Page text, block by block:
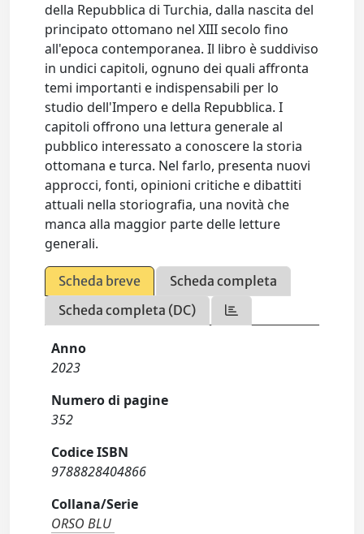
della Repubblica di Turchia, dalla nascita del
principato ottomano nel XIII secolo fino
all'epoca contemporanea. Il libro è suddiviso
in undici capitoli, ognuno dei quali affronta
temi importanti e indispensabili per lo
studio dell'Impero e della Repubblica. I
capitoli offrono una lettura generale al
pubblico interessato a conoscere la storia
ottomana e turca. Nel farlo, presenta nuovi
approcci, fonti, opinioni critiche e dibattiti
attuali nella storiografia, una novità che
manca alla maggior parte delle letture
generali.
Scheda breve
Scheda completa
Scheda completa (DC)
Anno
2023
Numero di pagine
352
Codice ISBN
9788828404866
Collana/Serie
ORSO BLU